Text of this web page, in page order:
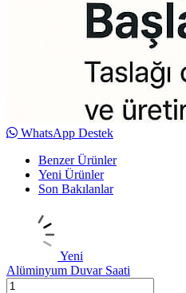
WhatsApp Destek
Benzer Ürünler
Yeni Ürünler
Son Bakılanlar
Yeni
Alüminyum Duvar Saati